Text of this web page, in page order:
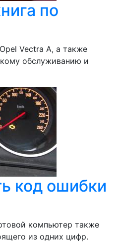
по
Vectra A, а также
обслуживанию и
код ошибки
компьютер также
из одних цифр.